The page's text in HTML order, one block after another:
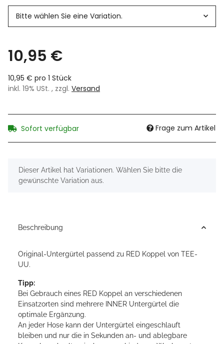
Bitte wählen Sie eine Variation.
10,95 €
10,95 € pro 1 Stück
inkl. 19% USt. , zzgl. Versand
Sofort verfügbar Frage zum Artikel
xDieser Artikel hat Variationen. Wählen Sie bitte die
gewünschte Variation aus.
Beschreibung
Original-Untergürtel passend zu RED Koppel von TEE-
UU.
Tipp:
Bei Gebrauch eines RED Koppel an verschiedenen
Einsatzorten sind mehrere INNER Untergürtel die
optimale Ergänzung.
An jeder Hose kann der Untergürtel eingeschlauft
bleiben und nur die in Sekunden an- und ablegbare